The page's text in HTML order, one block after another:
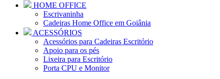
HOME OFFICE
Escrivaninha
Cadeiras Home Office em Goiânia
ACESSÓRIOS
Acessórios para Cadeiras Escritório
Apoio para os pés
Lixeira para Escritório
Porta CPU e Monitor